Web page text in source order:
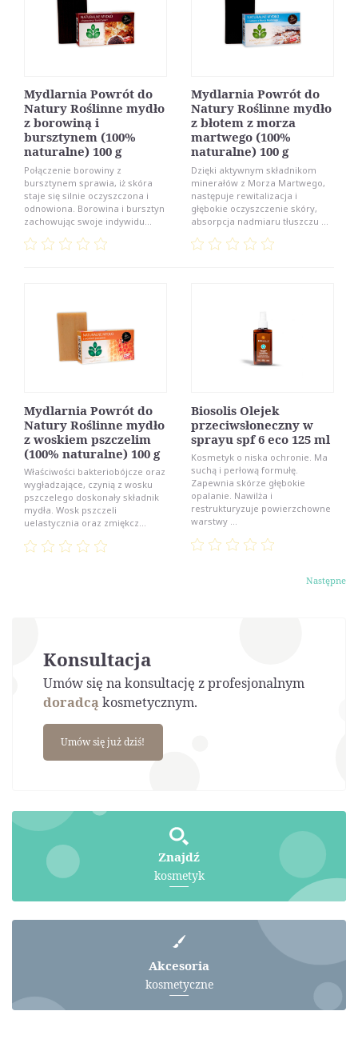
Mydlarnia Powrót do
Natury Roślinne mydło
z borowiną i
bursztynem (100%
naturalne) 100 g
Połączenie borowiny z
bursztynem sprawia, iż skóra
staje się silnie oczyszczona i
odnowiona. Borowina i bursztyn
zachowując swoje indywidu...
Mydlarnia Powrót do
Natury Roślinne mydło
z błotem z morza
martwego (100%
naturalne) 100 g
Dzięki aktywnym składnikom
minerałów z Morza Martwego,
następuje rewitalizacja i
głębokie oczyszczenie skóry,
absorpcja nadmiaru tłuszczu ...
Mydlarnia Powrót do
Natury Roślinne mydło
z woskiem pszczelim
(100% naturalne) 100 g
Właściwości bakteriobójcze oraz
wygładzające, czynią z wosku
pszczelego doskonały składnik
mydła. Wosk pszczeli
uelastycznia oraz zmiękcz...
Biosolis Olejek
przeciwsłoneczny w
sprayu spf 6 eco 125 ml
Kosmetyk o niska ochronie. Ma
suchą i perłową formułę.
Zapewnia skórze głębokie
opalanie. Nawilża i
restrukturyzuje powierzchowne
warstwy ...
Następne
Konsultacja
Umów się na konsultację z profesjonalnym
doradcąkosmetycznym.
Umów się już dziś!
Znajdź
kosmetyk
Akcesoria
kosmetyczne